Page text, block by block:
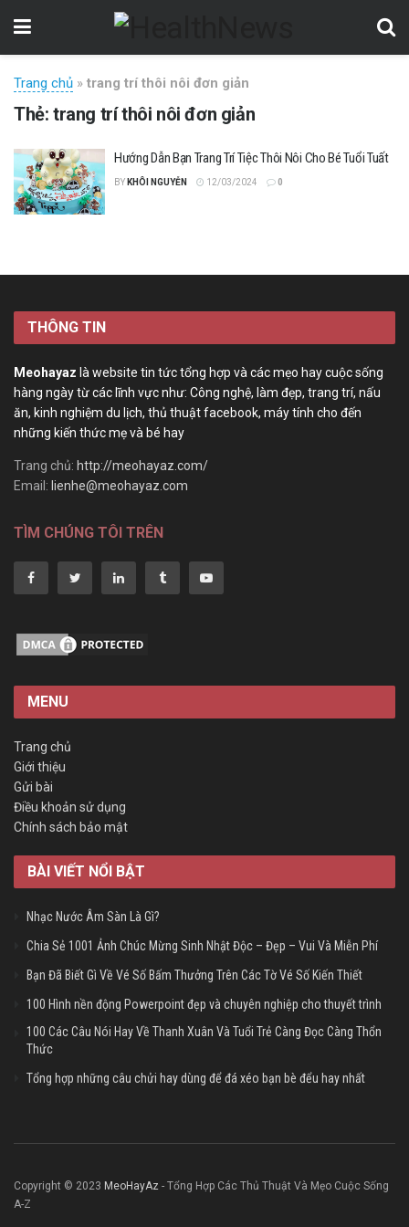
Trang chủ » trang trí thôi nôi đơn giản
Thẻ:trang trí thôi nôi đơn giản
Hướng Dẫn Bạn Trang Trí Tiệc Thôi Nôi Cho Bé Tuổi Tuất
BY KHÔI NGUYỄN 12/03/2024 0
THÔNG TIN
Meohayaz là website tin tức tổng hợp và các mẹo hay cuộc sống
hàng ngày từ các lĩnh vực như: Công nghệ, làm đẹp, trang trí, nấu
ăn, kinh nghiệm du lịch, thủ thuật facebook, máy tính cho đến
những kiến thức mẹ và bé hay
Trang chủ: http://meohayaz.com/
Email: lienhe@meohayaz.com
TÌM CHÚNG TÔI TRÊN
MENU
Trang chủ
Giới thiệu
Gửi bài
Điều khoản sử dụng
Chính sách bảo mật
BÀI VIẾT NỔI BẬT
Nhạc Nước Âm Sàn Là Gì?
Chia Sẻ 1001 Ảnh Chúc Mừng Sinh Nhật Độc – Đẹp – Vui Và Miễn Phí
Bạn Đã Biết Gì Về Vé Số Bấm Thưởng Trên Các Tờ Vé Số Kiến Thiết
100 Hình nền động Powerpoint đẹp và chuyên nghiệp cho thuyết trình
100 Các Câu Nói Hay Về Thanh Xuân Và Tuổi Trẻ Càng Đọc Càng Thổn
Thức
Tổng hợp những câu chửi hay dùng để đá xéo bạn bè đểu hay nhất
Copyright © 2023 MeoHayAz - Tổng Hợp Các Thủ Thuật Và Mẹo Cuộc Sống
A-Z